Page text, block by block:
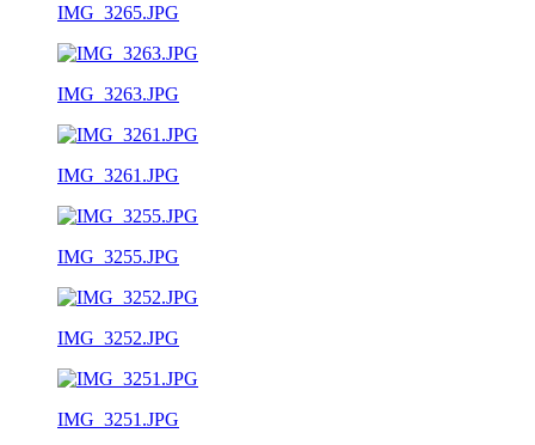
IMG_3265.JPG
IMG_3263.JPG
IMG_3261.JPG
IMG_3255.JPG
IMG_3252.JPG
IMG_3251.JPG